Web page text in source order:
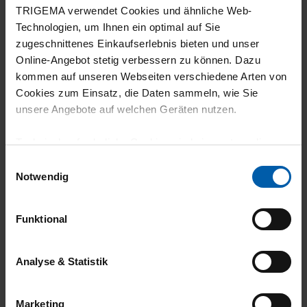
TRIGEMA verwendet Cookies und ähnliche Web-
Technologien, um Ihnen ein optimal auf Sie
zugeschnittenes Einkaufserlebnis bieten und unser
Online-Angebot stetig verbessern zu können. Dazu
kommen auf unseren Webseiten verschiedene Arten von
Cookies zum Einsatz, die Daten sammeln, wie Sie
unsere Angebote auf welchen Geräten nutzen.
Technisch erforderliche Cookies sind eine notwendige
grundlegende Funktionen wie etwa zur Auswahl und
gewährleisten.
Für die Darstellung personalisierter Angebote, Anzeigen
und Inhalte aufgrund Ihres Nutzerverhaltens und Ihres
Notwendig
Funktional
Analyse & Statistik
Marketing
27.07.2026
5
top
27.07.2026